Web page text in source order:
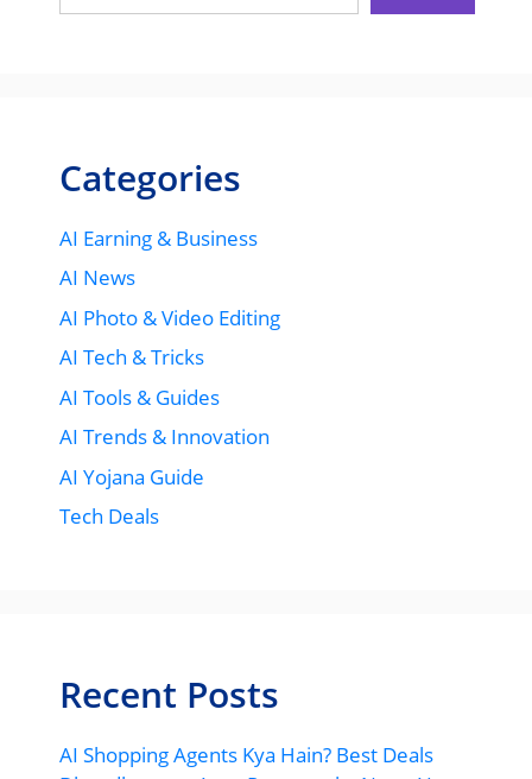
Categories
AI Earning & Business
AI News
AI Photo & Video Editing
AI Tech & Tricks
AI Tools & Guides
AI Trends & Innovation
AI Yojana Guide
Tech Deals
Recent Posts
AI Shopping Agents Kya Hain? Best Deals